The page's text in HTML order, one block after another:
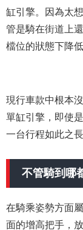
缸引擎。因為太
管是騎在街道上
檔位的狀態下降
現行車款中根本
單缸引擎，即使
一台行程如此之
不管騎到哪
在騎乘姿勢方面
面的增高把手，